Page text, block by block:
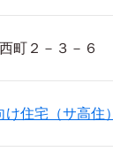
町２－３－６
住宅（サ高住）